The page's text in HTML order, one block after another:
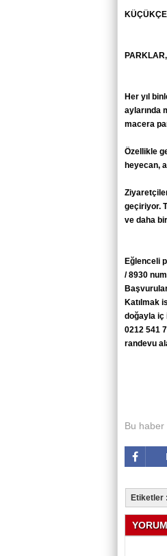
Her yıl
aylarında
macera
Özellikle
heyecan,
geçiriyor.
ve daha
Eğlenceli
/ 8930
Katılmak
doğayla iç
0212 541
randevu
Bu haber
Etiketler :